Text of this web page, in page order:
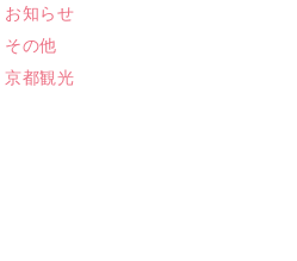
お知らせ
その他
京都観光